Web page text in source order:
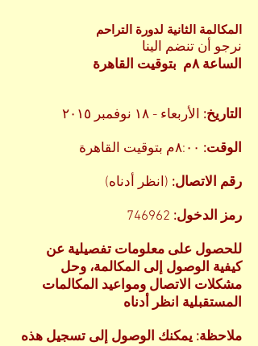
المكالمة الثانية لدورة التراحم
نرجو أن تنضم الينا
الساعة ٨م بتوقيت القاهرة
التاريخ: الأربعاء - ١٨ نوفمبر ٢٠١٥
الوقت: ٨:٠٠م بتوقيت القاهرة
رقم الاتصال: (انظر أدناه)
رمز الدخول:
للحصول على معلومات تفصيلية عن
كيفية الوصول إلى المكالمة، وحل
مشكلات الاتصال ومواعيد المكالمات
المستقبلية انظر أدناه
ملاحظة: يمكنك الوصول إلى تسجيل هذه